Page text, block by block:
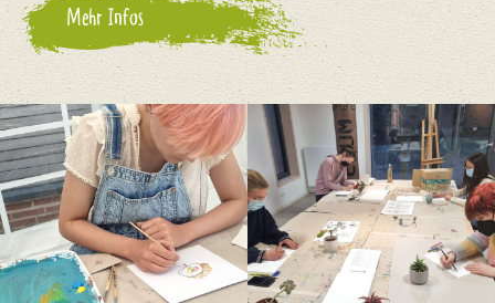
Mehr Infos